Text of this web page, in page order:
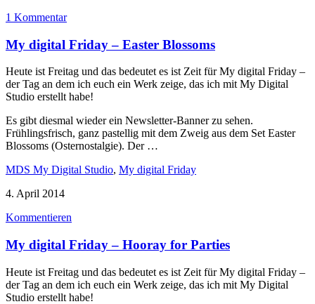
1 Kommentar
My digital Friday – Easter Blossoms
Heute ist Freitag und das bedeutet es ist Zeit für My digital Friday –
der Tag an dem ich euch ein Werk zeige, das ich mit My Digital
Studio erstellt habe!
Es gibt diesmal wieder ein Newsletter-Banner zu sehen.
Frühlingsfrisch, ganz pastellig mit dem Zweig aus dem Set Easter
Blossoms (Osternostalgie). Der …
MDS My Digital Studio, My digital Friday
4. April 2014
Kommentieren
My digital Friday – Hooray for Parties
Heute ist Freitag und das bedeutet es ist Zeit für My digital Friday –
der Tag an dem ich euch ein Werk zeige, das ich mit My Digital
Studio erstellt habe!